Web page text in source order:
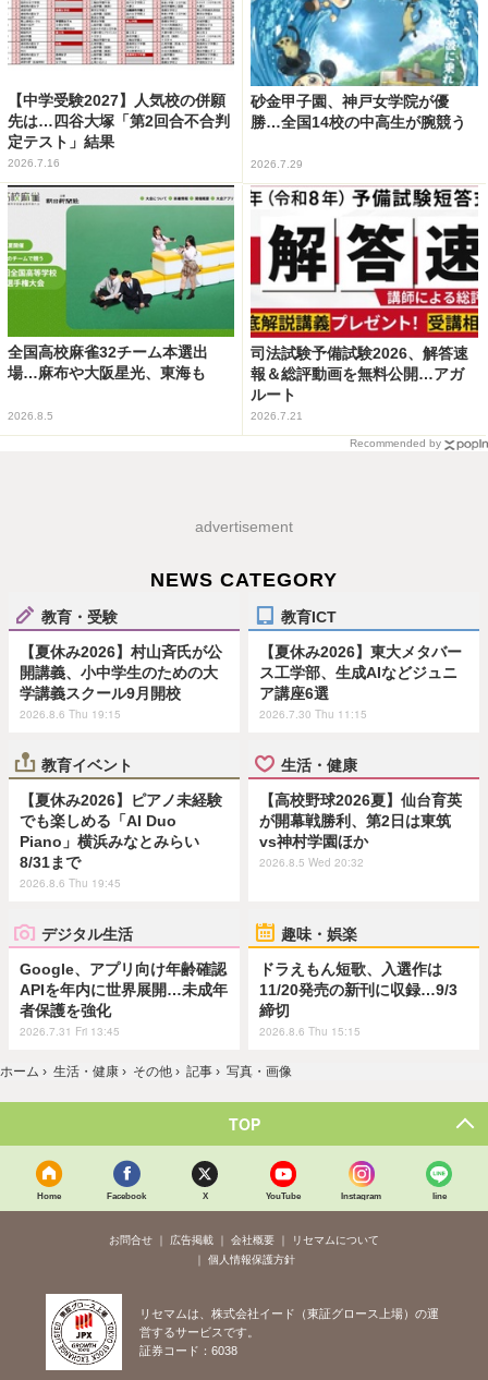
【中学受験2027】人気校の併願
先は…四谷大塚「第2回合不合判
定テスト」結果
2026.7.16
砂金甲子園、神戸女学院が優
勝…全国14校の中高生が腕競う
2026.7.29
全国高校麻雀32チーム本選出
場…麻布や大阪星光、東海も
2026.8.5
司法試験予備試験2026、解答速
報＆総評動画を無料公開…アガ
ルート
2026.7.21
Recommended by
advertisement
NEWS CATEGORY
教育・受験
【夏休み2026】村山斉氏が公
開講義、小中学生のための大
学講義スクール9月開校
2026.8.6 Thu 19:15
教育ICT
【夏休み2026】東大メタバー
ス工学部、生成AIなどジュニ
ア講座6選
2026.7.30 Thu 11:15
教育イベント
【夏休み2026】ピアノ未経験
でも楽しめる「AI Duo
Piano」横浜みなとみらい
8/31まで
2026.8.6 Thu 19:45
生活・健康
【高校野球2026夏】仙台育英
が開幕戦勝利、第2日は東筑
vs神村学園ほか
2026.8.5 Wed 20:32
デジタル生活
Google、アプリ向け年齢確認
APIを年内に世界展開…未成年
者保護を強化
2026.7.31 Fri 13:45
趣味・娯楽
ドラえもん短歌、入選作は
11/20発売の新刊に収録…9/3
締切
2026.8.6 Thu 15:15
ホーム › 生活・健康 › その他 › 記事 › 写真・画像
TOP
Home Facebook X YouTube Instagram line
お問合せ 広告掲載 会社概要
リセマムについて
個人情報保護方針
リセマムは、株式会社イード（東証グロース上場）の運
営するサービスです。
証券コード：6038